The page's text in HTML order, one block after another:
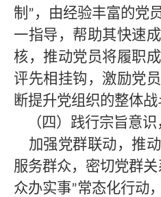
制 ”，由经验丰富的党
一指导，帮助其快速
核，推动党员将履职
评先相挂钩，激励党
断提升党组织的整体战
（四）践行宗旨意
加强党群联动，推动
服务群众，密切党群
众办实事”常态化行动